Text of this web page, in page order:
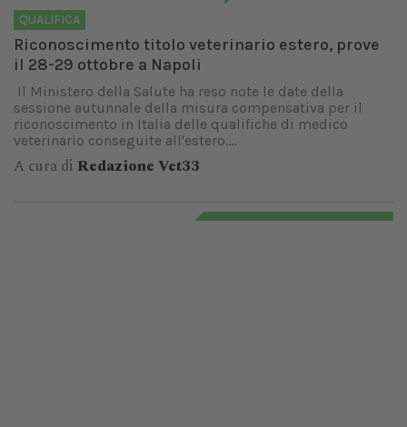
QUALIFICA
Riconoscimento titolo veterinario estero, prove
il 28-29 ottobre a Napoli
Il Ministero della Salute ha reso note le date della
sessione autunnale della misura compensativa per il
riconoscimento in Italia delle qualifiche di medico
veterinario conseguite all'estero....
A cura di Redazione Vet33